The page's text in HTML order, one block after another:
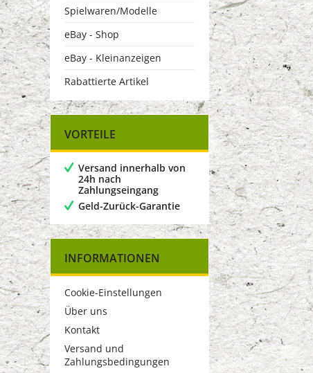
Spielwaren/Modelle
eBay - Shop
eBay - Kleinanzeigen
Rabattierte Artikel
VORTEILE
Versand innerhalb von
24h nach
Zahlungseingang
Geld-Zurück-Garantie
INFORMATIONEN
Cookie-Einstellungen
Über uns
Kontakt
Versand und
Zahlungsbedingungen